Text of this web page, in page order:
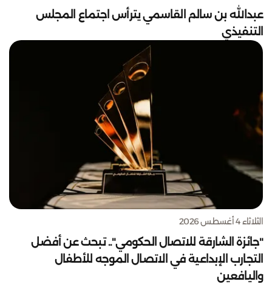
عبدالله بن سالم القاسمي يترأس اجتماع المجلس
التنفيذي
الثلاثاء 4 أغسطس 2026
"جائزة الشارقة للاتصال الحكومي".. تبحث عن أفضل
التجارب الإبداعية في الاتصال الموجه للأطفال
واليافعين